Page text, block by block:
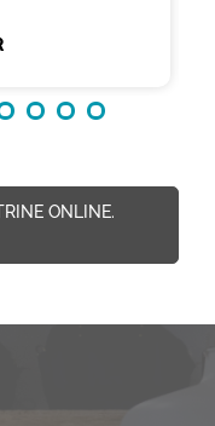
ONLINE.